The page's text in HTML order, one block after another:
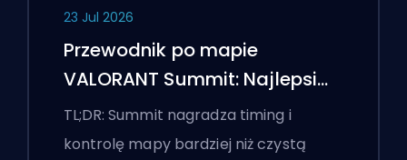
23 Jul 2026
Przewodnik po mapie
VALORANT Summit: Najlepsi
agenci, wezwania i smoki
TL;DR: Summit nagradza timing i
kontrolę mapy bardziej niż czystą